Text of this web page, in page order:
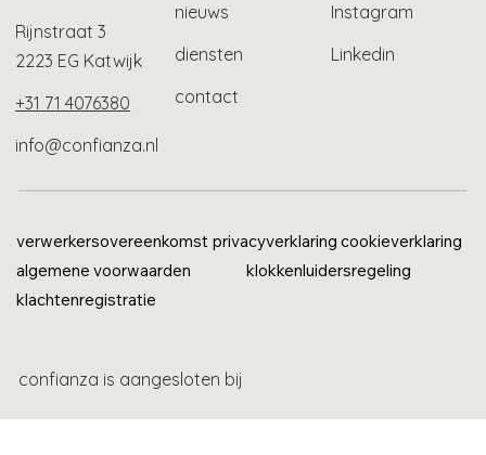
Rijnstraat 3
2223 EG Katwijk
+31 71 4076380
info@confianza.nl
nieuws
diensten
contact
Instagram
Linkedin
verwerkersovereenkomst privacyverklaring cookieverklaring
algemene voorwaarden
klokkenluidersregeling
klachtenregistratie
confianza is aangesloten bij